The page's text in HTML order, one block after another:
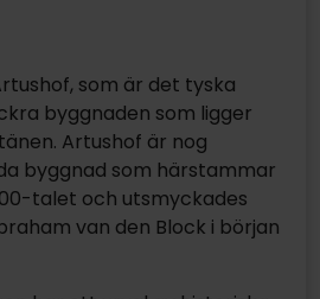
som är det tyska
byggnaden som ligger
Artushof är nog
byggnad som härstammar
talet och utsmyckades
van den Block i början